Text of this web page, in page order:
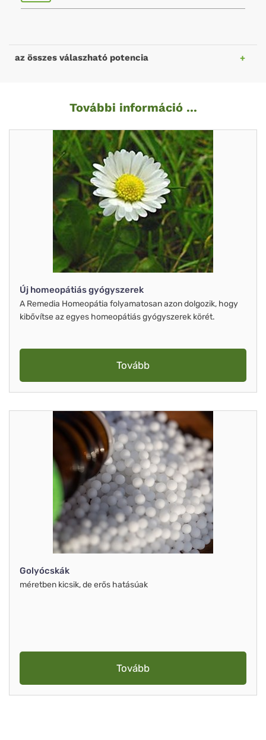
az összes válaszható potencia
További információ ...
Új homeopátiás gyógyszerek
A Remedia Homeopátia folyamatosan azon dolgozik, hogy
kibővítse az egyes homeopátiás gyógyszerek körét.
Tovább
Golyócskák
méretben kicsik, de erős hatásúak
Tovább